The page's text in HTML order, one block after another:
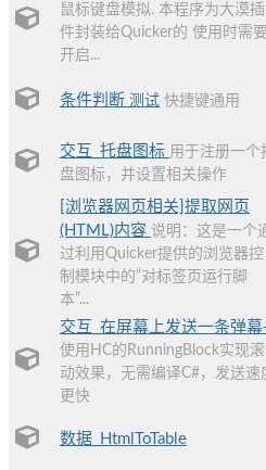
鼠标键盘模拟. 本程序为大漠插
件封装给Quicker的 使用时需要
开启...
条件判断 测试 快捷键通用
交互_托盘图标 用于注册一个
盘图标，并设置相关操作
[浏览器网页相关]提取网页
(HTML)内容 说明：这是一个
过利用Quicker提供的浏览器控
制模块中的“对标签页运行脚
本”...
交互_在屏幕上发送一条弹幕
使用HC的RunningBlock实现滚
动效果，无需编译C#，发送速
更快
数据_HtmlToTable